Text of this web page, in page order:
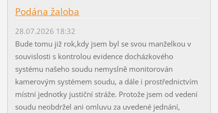
Podána žaloba
28.07.2026 18:32
Bude tomu již rok,kdy jsem byl se svou manželkou v
souvislosti s kontrolou evidence docházkového
systému našeho soudu nemyslně monitorován
kamerovým systémem soudu, a dále i prostřednictvím
místní jednotky justiční stráže. Protože jsem od vedení
soudu neobdržel ani omluvu za uvedené jednání,